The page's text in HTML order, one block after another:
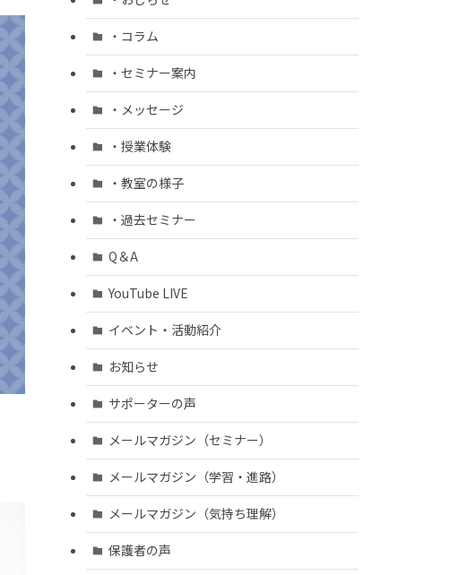
・コラム
・セミナー案内
・メッセージ
・授業体験
・教室の様子
・過去セミナー
Q＆A
YouTube LIVE
イベント・活動紹介
お知らせ
サポーターの声
メールマガジン（セミナー）
メールマガジン（学習・進路）
メールマガジン（気持ち理解）
保護者の声